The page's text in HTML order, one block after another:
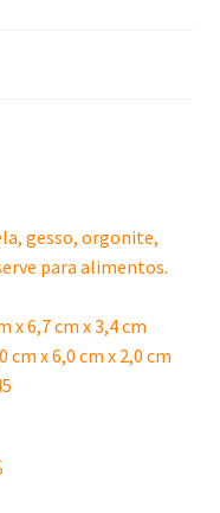
gesso, orgonite,
para alimentos.
x 6,7 cm x 3,4 cm
cm x 6,0 cm x 2,0 cm